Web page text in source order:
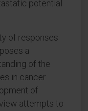
potential
of responses
a
of the
in cancer
of
attempts to